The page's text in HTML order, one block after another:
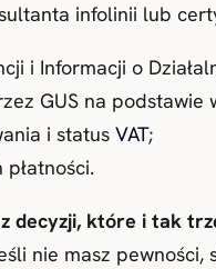
infolinii lub
i Informacji o
GUS na podstawie
i status VAT;
decyzji, które i tak
nie masz